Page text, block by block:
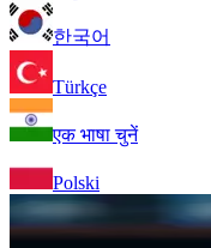
한국어
Türkçe
एक भाषा चुनें
Polski